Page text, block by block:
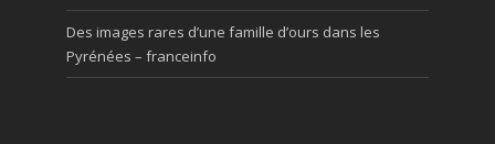
Des images rares d’une famille d’ours dans les
Pyrénées – franceinfo